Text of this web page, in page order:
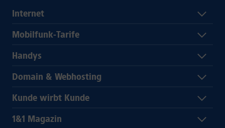
Internet
Mobilfunk-Tarife
Handys
Domain & Webhosting
Kunde wirbt Kunde
1&1 Magazin